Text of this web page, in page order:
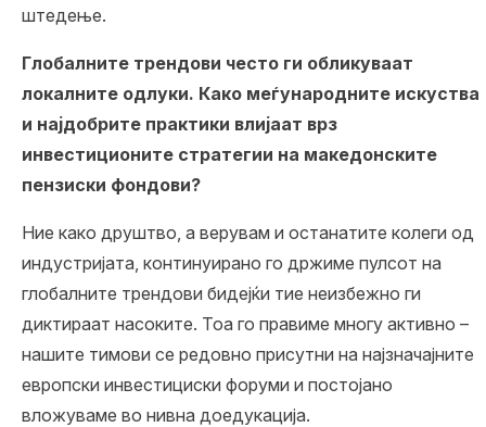
штедење.
Глобалните трендови често ги обликуваат
локалните одлуки. Како меѓународните искуства
и најдобрите практики влијаат врз
инвестиционите стратегии на македонските
пензиски фондови?
Ние како друштво, а верувам и останатите колеги од
индустријата, континуирано го држиме пулсот на
глобалните трендови бидејќи тие неизбежно ги
диктираат насоките. Тоа го правиме многу активно –
нашите тимови се редовно присутни на најзначајните
европски инвестициски форуми и постојано
вложуваме во нивна доедукација.